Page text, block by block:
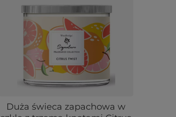
Duża świeca zapachowa w